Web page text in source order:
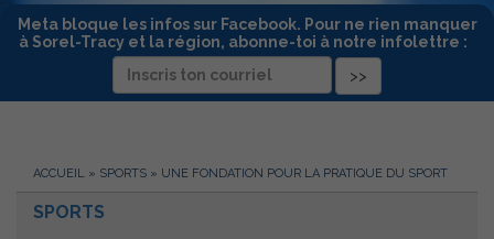
Meta bloque les infos sur Facebook. Pour ne rien manquer
à Sorel-Tracy et la région, abonne-toi à notre infolettre :
ACCUEIL » SPORTS » UNE FONDATION POUR LA PRATIQUE DU SPORT
SPORTS